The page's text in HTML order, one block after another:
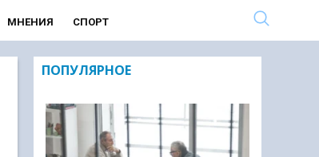
МНЕНИЯ СПОРТ
ПОПУЛЯРНОЕ